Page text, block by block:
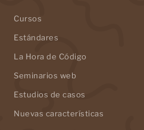
Cursos
Estándares
La Hora de Código
Seminarios web
Estudios de casos
Nuevas características